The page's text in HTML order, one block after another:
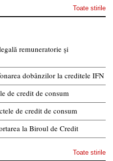
Toate stirile
remuneratorie și
dobânzilor la creditele IFN
de credit de consum
de credit de consum
la Biroul de Credit
Toate stirile